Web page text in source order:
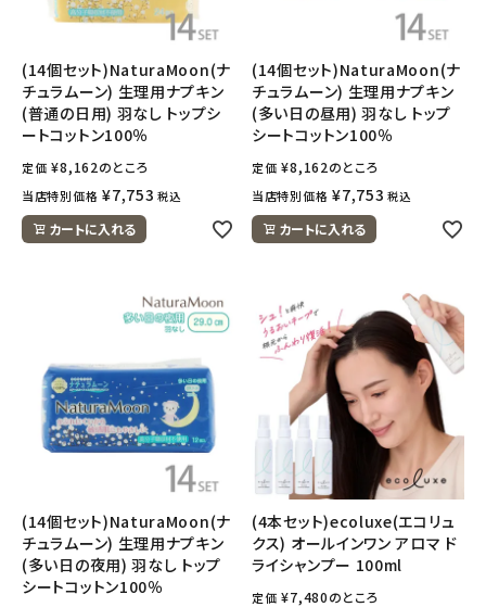
(14個セット)NaturaMoon(ナ
チュラムーン) 生理用ナプキン
(普通の日用) 羽なし トップシ
ートコットン100％
定価 ¥8,162のところ
当店特別価格 ¥7,753 税込
カートに入れる
(14個セット)NaturaMoon(ナ
チュラムーン) 生理用ナプキン
(多い日の昼用) 羽なし トップ
シートコットン100％
定価 ¥8,162のところ
当店特別価格 ¥7,753 税込
カートに入れる
(14個セット)NaturaMoon(ナ
チュラムーン) 生理用ナプキン
(多い日の夜用) 羽なし トップ
シートコットン100％
(4本セット)ecoluxe(エコリュ
クス) オールインワン アロマ ド
ライシャンプー 100ml
定価 ¥7,480のところ